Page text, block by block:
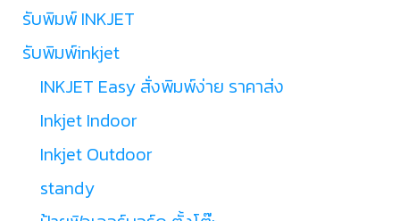
รับพิมพ์ INKJET
รับพิมพ์inkjet
INKJET Easy สั่งพิมพ์ง่าย ราคาส่ง
Inkjet Indoor
Inkjet Outdoor
standy